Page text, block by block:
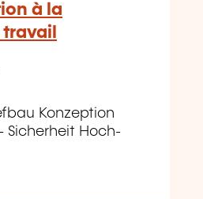
à la
Konzeption
Sicherheit Hoch-